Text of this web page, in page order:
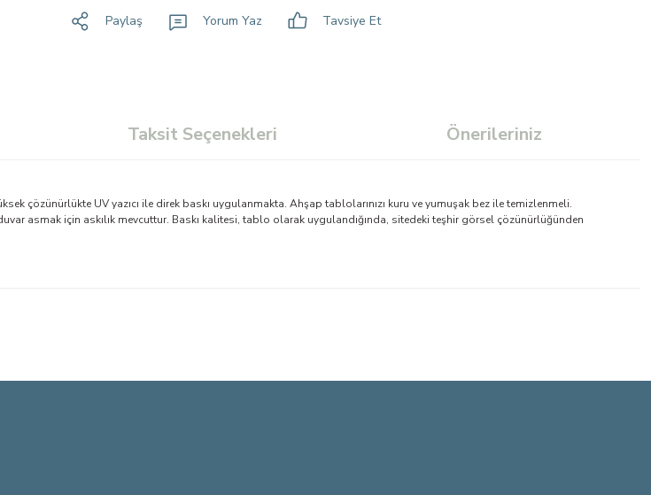
Paylaş Yorum Yaz Tavsiye Et
Taksit Seçenekleri Önerileriniz
çözünürlükte UV yazıcı ile direk baskı uygulanmakta. Ahşap tablolarınızı kuru ve yumuşak bez ile temizlenmeli.
asmak için askılık mevcuttur. Baskı kalitesi, tablo olarak uygulandığında, sitedeki teşhir görsel çözünürlüğünden